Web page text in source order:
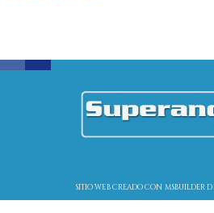
SITIO WEB CREADO CON MSBUILDER